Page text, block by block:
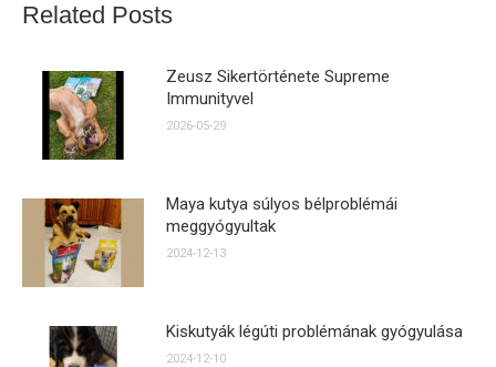
Related Posts
Zeusz Sikertörténete Supreme
Immunityvel
2026-05-29
Maya kutya súlyos bélproblémái
meggyógyultak
2024-12-13
Kiskutyák légúti problémának gyógyulása
2024-12-10